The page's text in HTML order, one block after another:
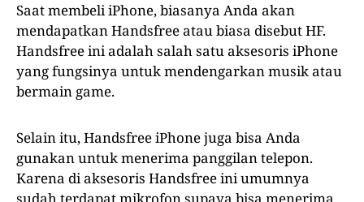
Saat membeli iPhone, biasanya Anda akan
mendapatkan Handsfree atau biasa disebut HF.
Handsfree ini adalah salah satu aksesoris iPhone
yang fungsinya untuk mendengarkan musik atau
bermain game.
Selain itu, Handsfree iPhone juga bisa Anda
gunakan untuk menerima panggilan telepon.
Karena di aksesoris Handsfree ini umumnya